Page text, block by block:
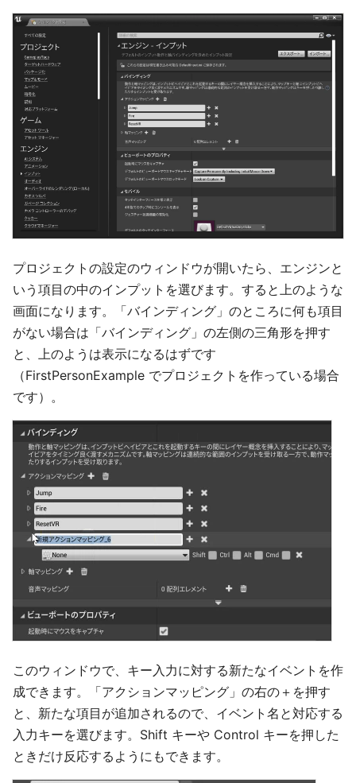
プロジェクトの設定のウィンドウが開いたら、エンジンと
いう項目の中のインプットを選びます。すると上のような
画面になります。「バインディング」のところに何も項目
がない場合は「バインディング」の左側の三角形を押す
と、上のようは表示になるはずです
（FirstPersonExample でプロジェクトを作っている場合
です）。
このウィンドウで、キー入力に対する新たなイベントを作
成できます。「アクションマッピング」の右の＋を押す
と、新たな項目が追加されるので、イベント名と対応する
入力キーを選びます。Shift キーや Control キーを押した
ときだけ反応するようにもできます。